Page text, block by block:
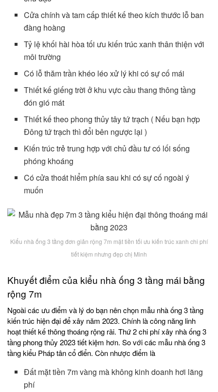
Cửa chính và tam cấp thiết kế theo kích thước lỗ ban
đàng hoàng
Tỷ lệ khối hài hòa tối ưu kiến trúc xanh thân thiện với
môi trường
Có lỗ thăm trần khéo léo xử lý khi có sự cố mái
Thiết kế giếng trời ở khu vực cầu thang thông tầng
đón gió mát
Thiết kế theo phong thủy tây tứ trạch ( Nếu bạn hợp
Đông tứ trạch thì đổi bên ngược lại )
Kiến trúc trẻ trung hợp với chủ đầu tư có lối sống
phóng khoáng
Có cửa thoát hiểm phía sau khi có sự cố ngoài ý
muốn
Kiểu nhà ống 3 tầng đơn giản rộng 7m mặt tiền tối ưu kiến trúc xanh chi phí
tiết kiệm nhưng đẹp chị Minh
Khuyết điểm của kiểu nhà ống 3 tầng mái bằng
rộng 7m
Ngoài các ưu điểm và lý do bạn nên chọn mẫu nhà ống 3 tầng
kiến trúc hiện đại để xây năm 2023. Chính là công năng linh
hoạt thiết kế thông thoáng rộng rãi. Thứ 2 chi phí xây nhà ống 3
tầng phong thủy 2023 tiết kiệm hơn. So với các mẫu nhà ống 3
tầng kiểu Pháp tân cổ điển. Còn nhược điểm là
Đất mặt tiền 7m vàng mà không kinh doanh hơi lãng
phí